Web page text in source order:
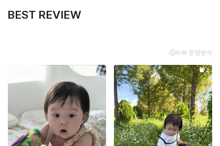
BEST REVIEW